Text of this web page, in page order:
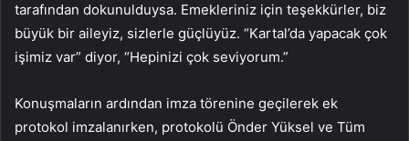
tarafından dokunulduysa. Emekleriniz için teşekkürler, biz
büyük bir aileyiz, sizlerle güçlüyüz. “Kartal’da yapacak çok
işimiz var” diyor, “Hepinizi çok seviyorum.”
Konuşmaların ardından imza törenine geçilerek ek
protokol imzalanırken, protokolü Önder Yüksel ve Tüm